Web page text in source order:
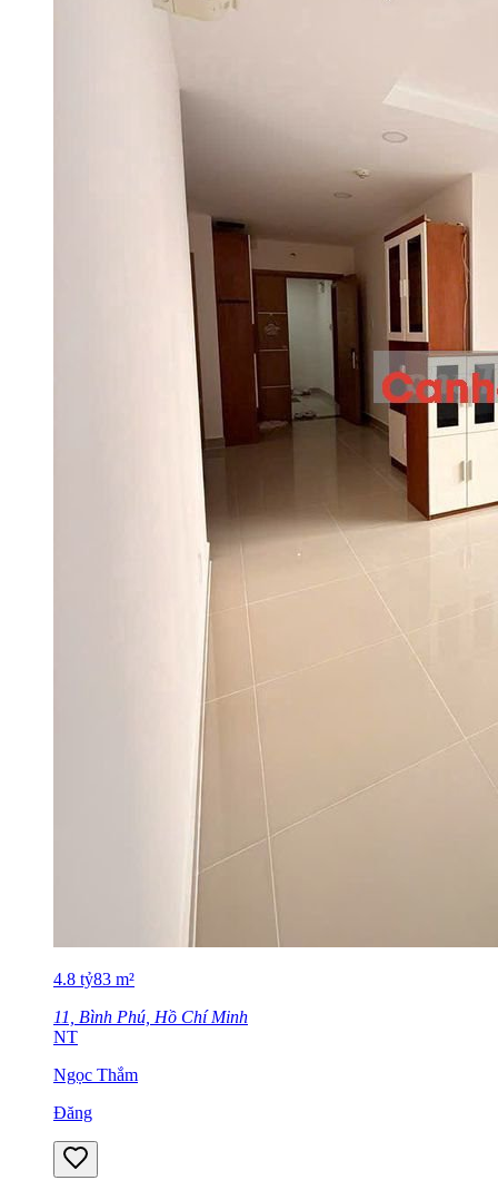
4.8 tỷ83 m²
11, Bình Phú, Hồ Chí Minh
NT
Ngọc Thắm
Đăng